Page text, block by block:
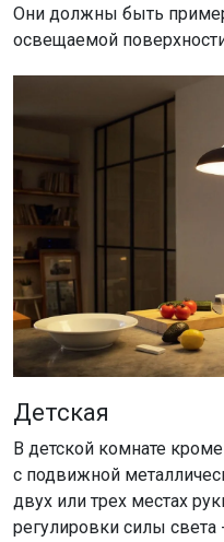
Они должны быть
освещаемой
Детская
В детской комнате
с подвижной
двух или трех местах
регулировки силы света